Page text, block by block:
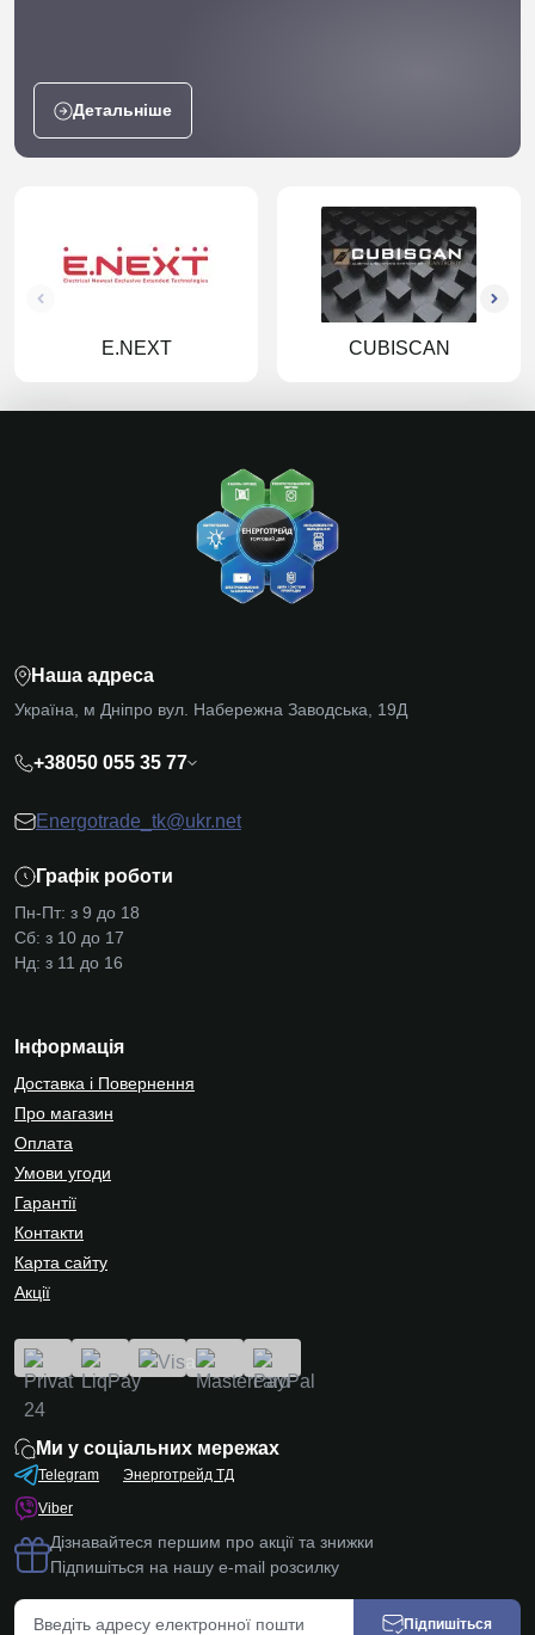
Детальніше
E.NEXT CUBISCAN
Наша адреса
Україна, м Дніпро вул. Набережна Заводська, 19Д
+38050 055 35 77
Energotrade_tk@ukr.net
Графік роботи
Пн-Пт: з 9 до 18
Сб: з 10 до 17
Нд: з 11 до 16
Інформація
Доставка і Повернення
Про магазин
Оплата
Умови угоди
Гарантії
Контакти
Карта сайту
Акції
Ми у соціальних мережах
Telegram
Viber
Энерготрейд ТД
Дізнавайтеся першим про акції та знижки
Підпишіться на нашу e-mail розсилку
Підпишіться